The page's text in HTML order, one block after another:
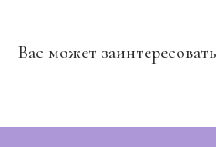
Вас может заинтересовать